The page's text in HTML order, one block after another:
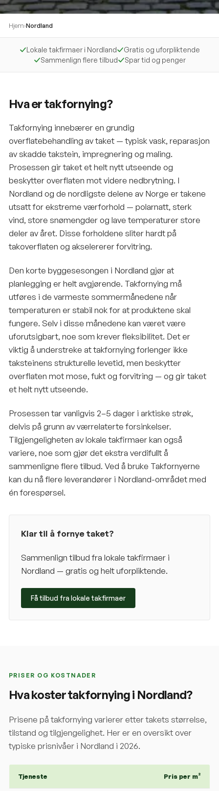
Hjem›Nordland
Lokale takfirmaer i Nordland
Gratis og uforpliktende
Sammenlign flere tilbud
Spar tid og penger
Hva er takfornying?
Takfornying innebærer en grundig
overflatebehandling av taket — typisk vask, reparasjon
av skadde takstein, impregnering og maling.
Prosessen gir taket et helt nytt utseende og
beskytter overflaten mot videre nedbrytning. I
Nordland og de nordligste delene av Norge er takene
utsatt for ekstreme værforhold — polarnatt, sterk
vind, store snømengder og lave temperaturer store
deler av året. Disse forholdene sliter hardt på
takoverflaten og akselererer forvitring.
Den korte byggesesongen i Nordland gjør at
planlegging er helt avgjørende. Takfornying må
utføres i de varmeste sommermånedene når
temperaturen er stabil nok for at produktene skal
fungere. Selv i disse månedene kan været være
uforutsigbart, noe som krever fleksibilitet. Det er
viktig å understreke at takfornying forlenger ikke
taksteinens strukturelle levetid, men beskytter
overflaten mot mose, fukt og forvitring — og gir taket
et helt nytt utseende.
Prosessen tar vanligvis 2–5 dager i arktiske strøk,
delvis på grunn av værrelaterte forsinkelser.
Tilgjengeligheten av lokale takfirmaer kan også
variere, noe som gjør det ekstra verdifullt å
sammenligne flere tilbud. Ved å bruke Takfornyerne
kan du nå flere leverandører i Nordland-området med
én forespørsel.
Klar til å fornye taket?
Sammenlign tilbud fra lokale takfirmaer i
Nordland — gratis og helt uforpliktende.
Få tilbud fra lokale takfirmaer
PRISER OG KOSTNADER
Hva koster takfornying i Nordland?
Prisene på takfornying varierer etter takets størrelse,
tilstand og tilgjengelighet. Her er en oversikt over
typiske prisnivåer i Nordland i 2026.
Tjeneste Pris per m²